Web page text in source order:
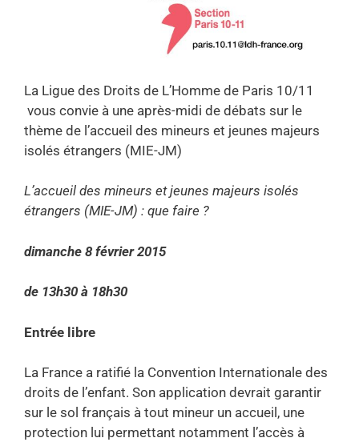
La Ligue des Droits de L’Homme de Paris 10/11
vous convie à une après-midi de débats sur le
thème de l’accueil des mineurs et jeunes majeurs
isolés étrangers (MIE-JM)
L’accueil des mineurs et jeunes majeurs isolés
étrangers (MIE-JM) : que faire ?
dimanche 8 février 2015
de 13h30 à 18h30
Entrée libre
La France a ratifié la Convention Internationale des
droits de l’enfant. Son application devrait garantir
sur le sol français à tout mineur un accueil, une
protection lui permettant notamment l’accès à